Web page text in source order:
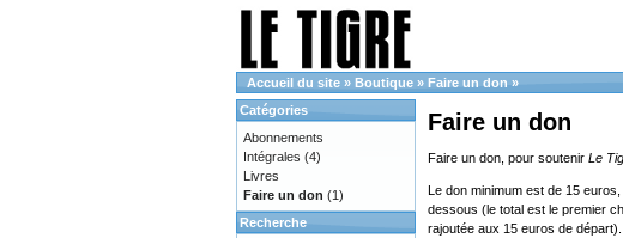
Accueil du site » Boutique » Faire un don »
Faire un don
Faire un don, pour soutenir Le
Le don minimum est de 15
dessous (le total est le premier
rajoutée aux 15 euros de départ).
Catégories
Abonnements
Intégrales (4)
Livres
Faire un don (1)
Recherche